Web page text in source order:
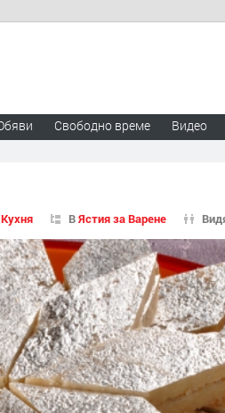
Свободно време Видео
ВЯстия за Варене